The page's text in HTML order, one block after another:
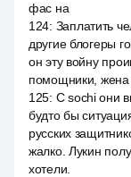
фас на
124: Заплатить
другие блогеры
он эту войну
помощники, жена
125: С sochi они
будто бы
русских
жалко. Лукин
хотели.